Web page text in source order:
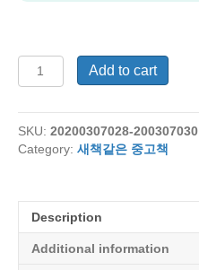
품
책]12.
과
학
Box1
quantity
Add to cart
SKU: 20200307028-200307030
Category: 새책같은 중고책
Description
Additional information